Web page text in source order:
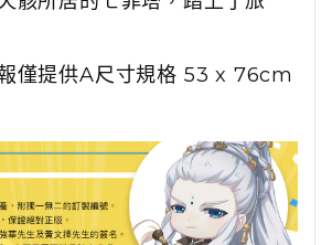
報僅提供A尺寸規格 53 x 76cm